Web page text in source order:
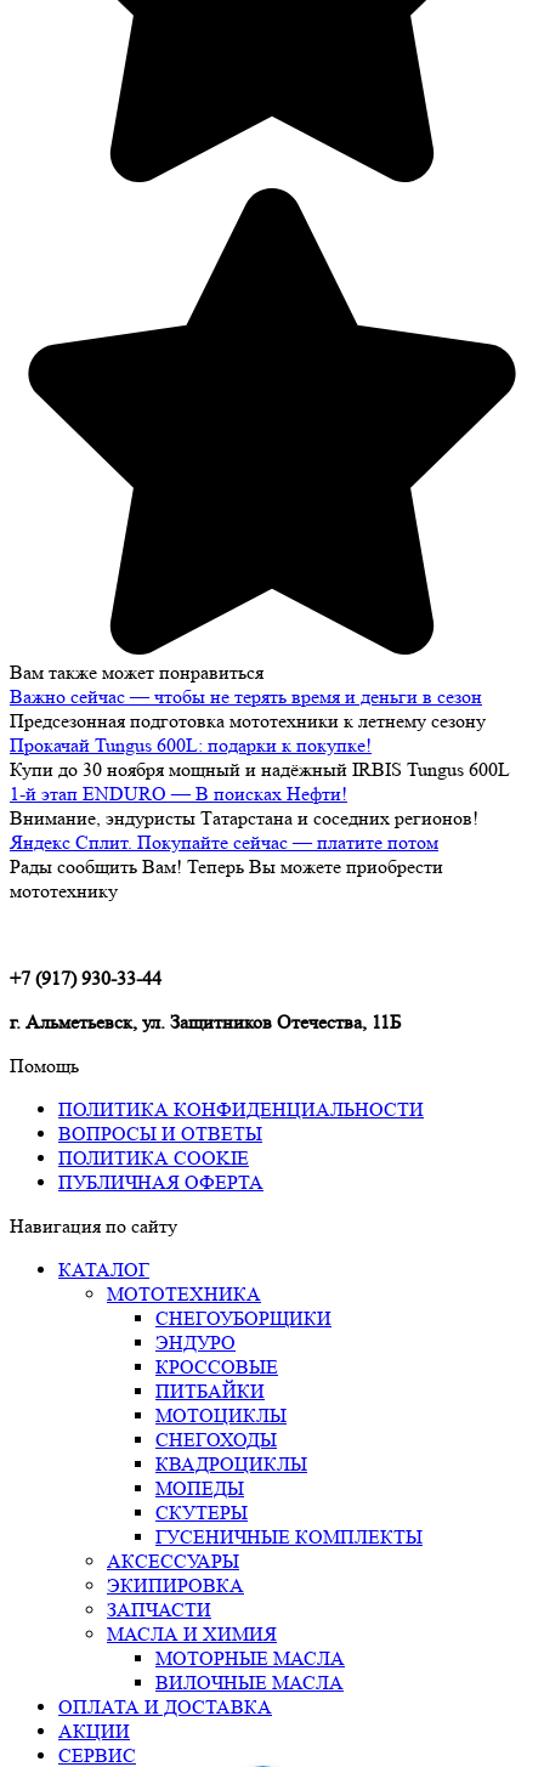
Вам также может понравиться
Важно сейчас — чтобы не терять время и деньги в сезон
Предсезонная подготовка мототехники к летнему сезону
Прокачай Tungus 600L: подарки к покупке!
Купи до 30 ноября мощный и надёжный IRBIS Tungus 600L
1-й этап ENDURO — В поисках Нефти!
Внимание, эндуристы Татарстана и соседних регионов!
Яндекс Сплит. Покупайте сейчас — платите потом
Рады сообщить Вам! Теперь Вы можете приобрести
мототехнику
+7 (917) 930-33-44
г. Альметьевск, ул. Защитников Отечества, 11Б
Помощь
ПОЛИТИКА КОНФИДЕНЦИАЛЬНОСТИ
ВОПРОСЫ И ОТВЕТЫ
ПОЛИТИКА COOKIE
ПУБЛИЧНАЯ ОФЕРТА
Навигация по сайту
КАТАЛОГ
МОТОТЕХНИКА
СНЕГОУБОРЩИКИ
ЭНДУРО
КРОССОВЫЕ
ПИТБАЙКИ
МОТОЦИКЛЫ
СНЕГОХОДЫ
КВАДРОЦИКЛЫ
МОПЕДЫ
СКУТЕРЫ
ГУСЕНИЧНЫЕ КОМПЛЕКТЫ
АКСЕССУАРЫ
ЭКИПИРОВКА
ЗАПЧАСТИ
МАСЛА И ХИМИЯ
МОТОРНЫЕ МАСЛА
ВИЛОЧНЫЕ МАСЛА
ОПЛАТА И ДОСТАВКА
АКЦИИ
СЕРВИС